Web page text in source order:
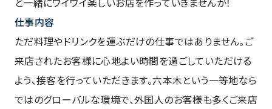
と一緒にワイワイ楽しいお店を作っていきませんか！
仕事内容
ただ料理やドリンクを運ぶだけの仕事ではありません。ご
来店されたお客様に心地よい時間を過ごしていただける
よう、接客を行っていただきます。六本木という一等地なら
ではのグローバルな環境で、外国人のお客様も多くご来店